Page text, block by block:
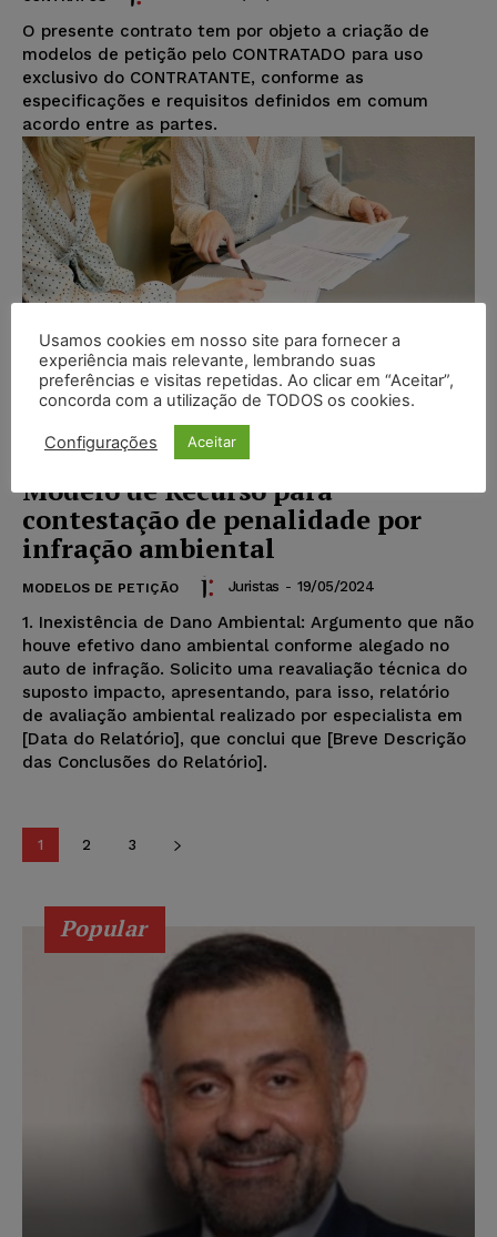
O presente contrato tem por objeto a criação de
modelos de petição pelo CONTRATADO para uso
exclusivo do CONTRATANTE, conforme as
especificações e requisitos definidos em comum
acordo entre as partes.
Modelo de Recurso para
contestação de penalidade por
infração ambiental
MODELOS DE PETIÇÃO Juristas - 19/05/2024
1. Inexistência de Dano Ambiental: Argumento que não
houve efetivo dano ambiental conforme alegado no
auto de infração. Solicito uma reavaliação técnica do
suposto impacto, apresentando, para isso, relatório
de avaliação ambiental realizado por especialista em
[Data do Relatório], que conclui que [Breve Descrição
das Conclusões do Relatório].
1 2 3
Popular
Usamos cookies em nosso site para fornecer a
experiência mais relevante, lembrando suas
preferências e visitas repetidas. Ao clicar em “Aceitar”,
concorda com a utilização de TODOS os cookies.
Configurações Aceitar